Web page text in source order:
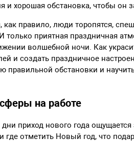
и хорошая обстановка, чтобы он
правило, люди торопятся,
только приятная праздничная
волшебной ночи. Как
и создать праздничное
правильной обстановки и
на работе
приход нового года
где отметить Новый год, что